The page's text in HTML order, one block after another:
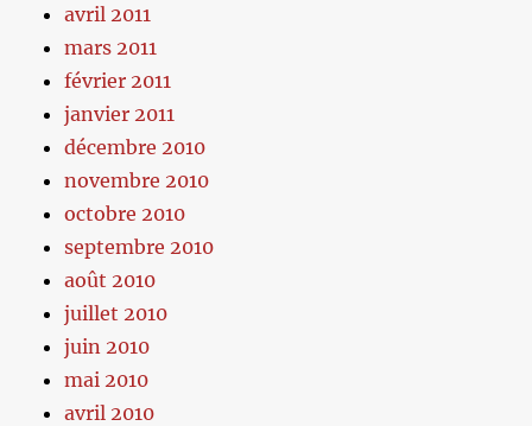
avril 2011
mars 2011
février 2011
janvier 2011
décembre 2010
novembre 2010
octobre 2010
septembre 2010
août 2010
juillet 2010
juin 2010
mai 2010
avril 2010